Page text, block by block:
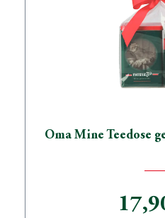
Oma Mine Teedose